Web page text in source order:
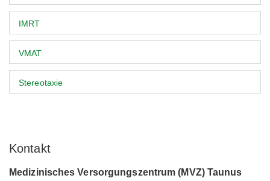
IMRT
VMAT
Stereotaxie
Kontakt
Medizinisches Versorgungszentrum (MVZ) Taunus